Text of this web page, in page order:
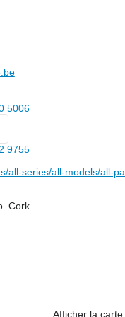
5006
9755
all-series/all-models/all-
Cork
Afficher la carte